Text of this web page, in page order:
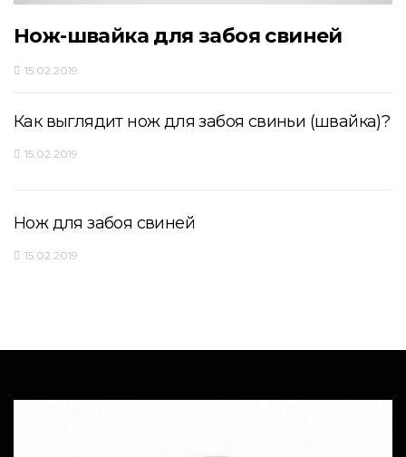
Нож-швайка для забоя свиней
15.02.2019
Как выглядит нож для забоя свиньи (швайка)?
15.02.2019
Нож для забоя свиней
15.02.2019